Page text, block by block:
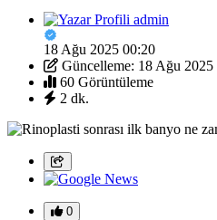
admin
18 Ağu 2025 00:20
Güncelleme: 18 Ağu 2025
60 Görüntüleme
2 dk.
0